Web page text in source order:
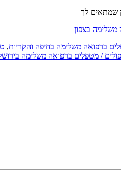
שמתאים לך
משלימה בצפון
ברפואה משלימה בחיפה והקריות,
/ מטפלים ברפואה משלימה